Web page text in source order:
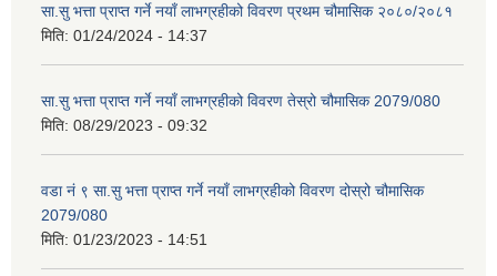
सा.सु भत्ता प्राप्त गर्ने नयाँ लाभग्रहीको विवरण प्रथम चौमासिक २०८०/२०८१
मिति: 01/24/2024 - 14:37
सा.सु भत्ता प्राप्त गर्ने नयाँ लाभग्रहीको विवरण तेस्रो चौमासिक 2079/080
मिति: 08/29/2023 - 09:32
वडा नं ९ सा.सु भत्ता प्राप्त गर्ने नयाँ लाभग्रहीको विवरण दोस्रो चौमासिक
2079/080
मिति: 01/23/2023 - 14:51